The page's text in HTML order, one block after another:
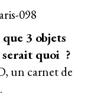
3 objets
quoi ?
un carnet de